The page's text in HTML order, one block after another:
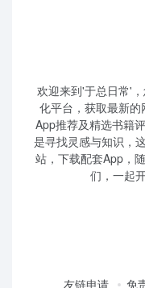
欢迎来到'于总日常'
化平台，获取最新
App推荐及精选书籍
是寻找灵感与知识，
站，下载配套App，
们，一起
友链申请 免